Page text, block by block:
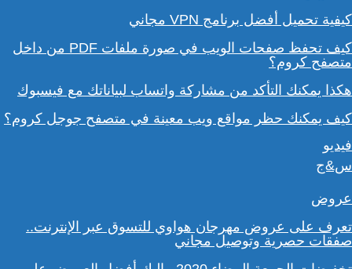
كيفية تحميل أفضل برنامج VPN مجاني
كيف تحفظ صفحات الويب في صورة ملفات PDF من داخل
متصفح كروم؟
هكذا يمكنك التأكد من مشاركة واتساب لبياناتك مع فيسبوك
كيف يمكنك حظر مواقع ويب معينة في متصفح جوجل كروم؟
فيديو
س&ج
عروض
تعرف على عروض مهرجان هواوي للتسوق عبر الإنترنت..
صفقات حصرية وتوصيل مجاني